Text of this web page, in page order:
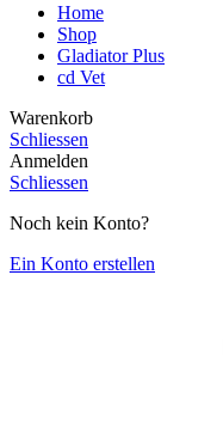
Home
Shop
Gladiator Plus
cd Vet
Warenkorb
Schliessen
Anmelden
Schliessen
Noch kein Konto?
Ein Konto erstellen